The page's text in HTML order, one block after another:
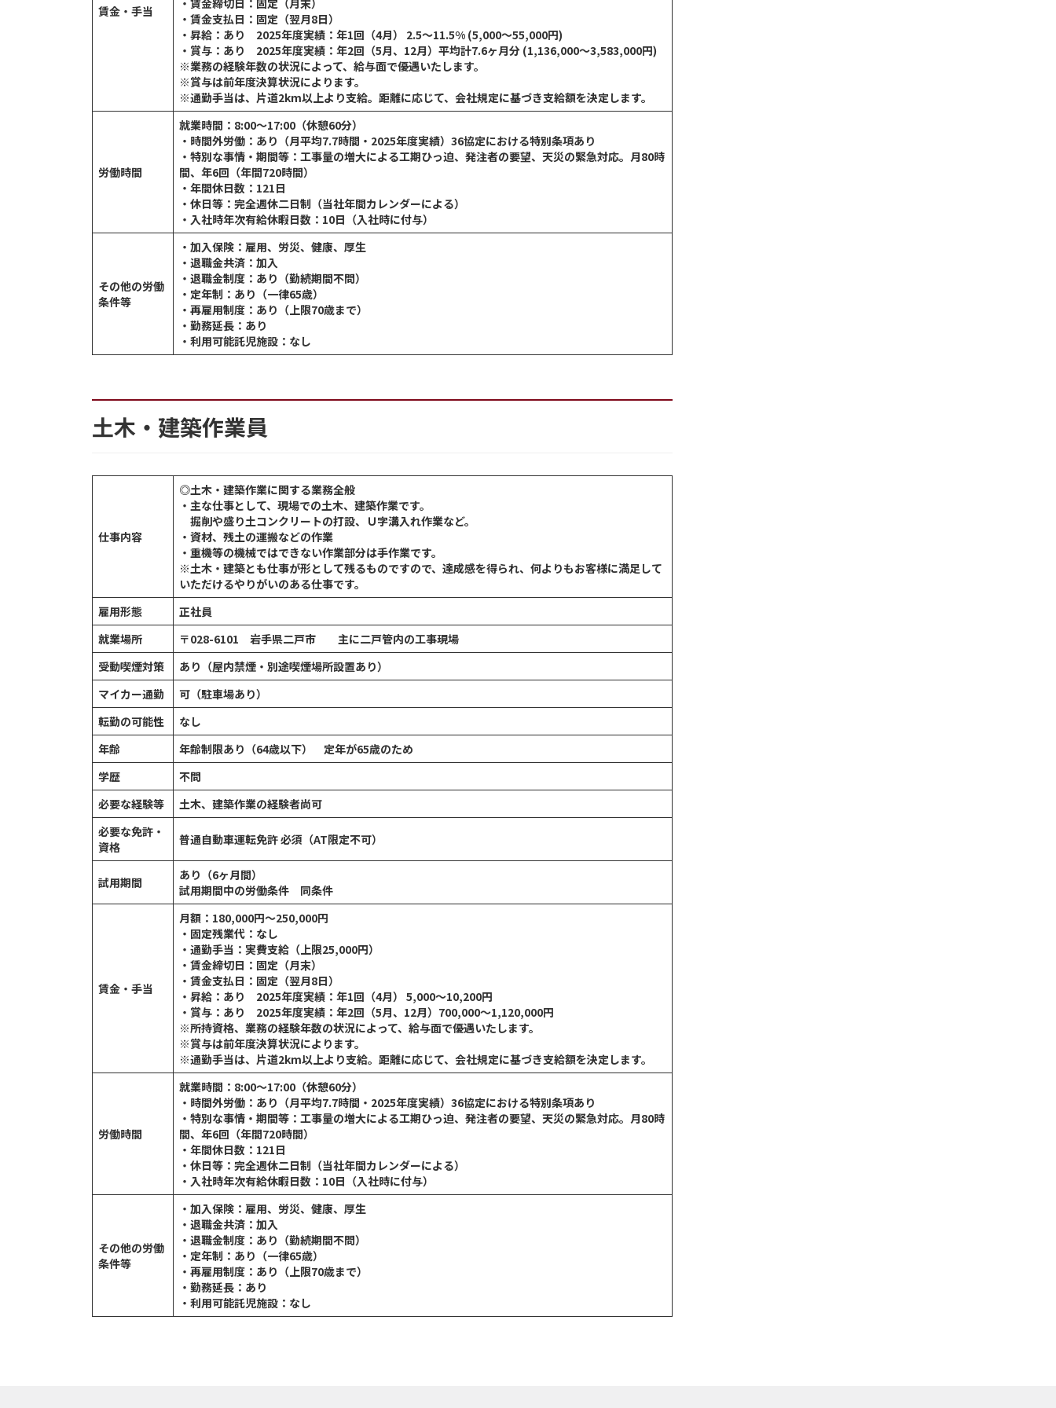
賃金・手当
・賃金締切日：固定（月末）
・賃金支払日：固定（翌月8日）
・昇給：あり 2025年度実績：年1回（4月） 2.5～11.5% (5,000～55,000円)
・賞与：あり 2025年度実績：年2回（5月、12月）平均計7.6ヶ月分 (1,136,000～3,583,000円)
※業務の経験年数の状況によって、給与面で優遇いたします。
※賞与は前年度決算状況によります。
※通勤手当は、片道2km以上より支給。距離に応じて、会社規定に基づき支給額を決定します。
労働時間
就業時間：8:00～17:00（休憩60分）
・時間外労働：あり（月平均7.7時間・2025年度実績）36協定における特別条項あり
・特別な事情・期間等：工事量の増大による工期ひっ迫、発注者の要望、天災の緊急対応。月80時
間、年6回（年間720時間）
・年間休日数：121日
・休日等：完全週休二日制（当社年間カレンダーによる）
・入社時年次有給休暇日数：10日（入社時に付与）
その他の労働
条件等
・加入保険：雇用、労災、健康、厚生
・退職金共済：加入
・退職金制度：あり（勤続期間不問）
・定年制：あり（一律65歳）
・再雇用制度：あり（上限70歳まで）
・勤務延長：あり
・利用可能託児施設：なし
土木・建築作業員
仕事内容
◎土木・建築作業に関する業務全般
・主な仕事として、現場での土木、建築作業です。
掘削や盛り土コンクリートの打設、Ｕ字溝入れ作業など。
・資材、残土の運搬などの作業
・重機等の機械ではできない作業部分は手作業です。
※土木・建築とも仕事が形として残るものですので、達成感を得られ、何よりもお客様に満足して
いただけるやりがいのある仕事です。
雇用形態
正社員
就業場所
〒028-6101 岩手県二戸市 主に二戸管内の工事現場
受動喫煙対策
あり（屋内禁煙・別途喫煙場所設置あり）
マイカー通勤
可（駐車場あり）
転勤の可能性
なし
年齢
年齢制限あり（64歳以下） 定年が65歳のため
学歴
不問
必要な経験等
土木、建築作業の経験者尚可
必要な免許・
資格
普通自動車運転免許 必須（AT限定不可）
試用期間
あり（6ヶ月間）
試用期間中の労働条件 同条件
賃金・手当
月額：180,000円～250,000円
・固定残業代：なし
・通勤手当：実費支給（上限25,000円）
・賃金締切日：固定（月末）
・賃金支払日：固定（翌月8日）
・昇給：あり 2025年度実績：年1回（4月） 5,000～10,200円
・賞与：あり 2025年度実績：年2回（5月、12月）700,000～1,120,000円
※所持資格、業務の経験年数の状況によって、給与面で優遇いたします。
※賞与は前年度決算状況によります。
※通勤手当は、片道2km以上より支給。距離に応じて、会社規定に基づき支給額を決定します。
労働時間
就業時間：8:00～17:00（休憩60分）
・時間外労働：あり（月平均7.7時間・2025年度実績）36協定における特別条項あり
・特別な事情・期間等：工事量の増大による工期ひっ迫、発注者の要望、天災の緊急対応。月80時
間、年6回（年間720時間）
・年間休日数：121日
・休日等：完全週休二日制（当社年間カレンダーによる）
・入社時年次有給休暇日数：10日（入社時に付与）
その他の労働
条件等
・加入保険：雇用、労災、健康、厚生
・退職金共済：加入
・退職金制度：あり（勤続期間不問）
・定年制：あり（一律65歳）
・再雇用制度：あり（上限70歳まで）
・勤務延長：あり
・利用可能託児施設：なし